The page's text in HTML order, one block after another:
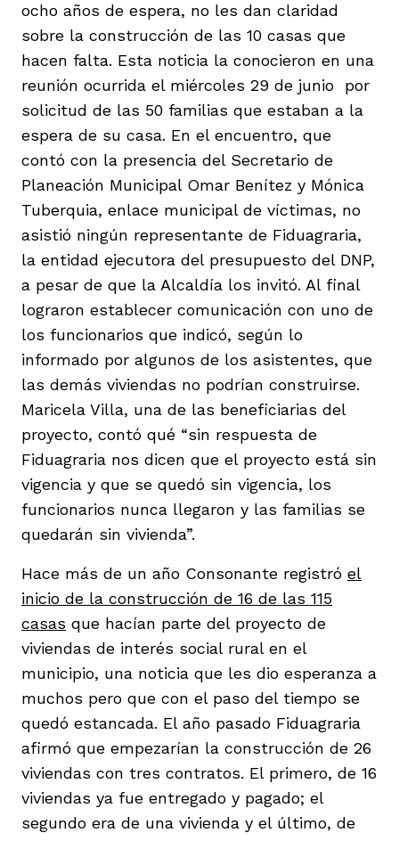
ocho años de espera, no les dan claridad
sobre la construcción de las 10 casas que
hacen falta. Esta noticia la conocieron en una
reunión ocurrida el miércoles 29 de junio por
solicitud de las 50 familias que estaban a la
espera de su casa. En el encuentro, que
contó con la presencia del Secretario de
Planeación Municipal Omar Benítez y Mónica
Tuberquia, enlace municipal de víctimas, no
asistió ningún representante de Fiduagraria,
la entidad ejecutora del presupuesto del DNP,
a pesar de que la Alcaldía los invitó. Al final
lograron establecer comunicación con uno de
los funcionarios que indicó, según lo
informado por algunos de los asistentes, que
las demás viviendas no podrían construirse.
Maricela Villa, una de las beneficiarias del
proyecto, contó qué “sin respuesta de
Fiduagraria nos dicen que el proyecto está sin
vigencia y que se quedó sin vigencia, los
funcionarios nunca llegaron y las familias se
quedarán sin vivienda”.
Hace más de un año Consonante registró el
inicio de la construcción de 16 de las 115
casas que hacían parte del proyecto de
viviendas de interés social rural en el
municipio, una noticia que les dio esperanza a
muchos pero que con el paso del tiempo se
quedó estancada. El año pasado Fiduagraria
afirmó que empezarían la construcción de 26
viviendas con tres contratos. El primero, de 16
viviendas ya fue entregado y pagado; el
segundo era de una vivienda y el último, de